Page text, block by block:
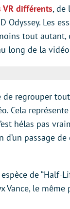
VR différents, de
Odyssey. Les
tout autant,
long de la vidéo
regrouper
Cela
hélas pas
d’un passage
de “Half-
le même